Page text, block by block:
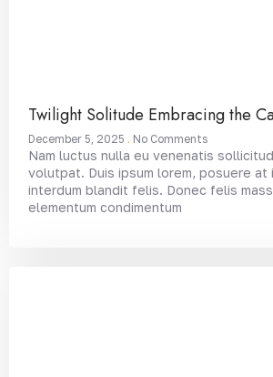
Twilight Solitude Embracing the
December 5, 2025 No Comments
Nam luctus nulla eu venenatis
volutpat. Duis ipsum lorem, posuere at
interdum blandit felis. Donec felis
elementum condimentum